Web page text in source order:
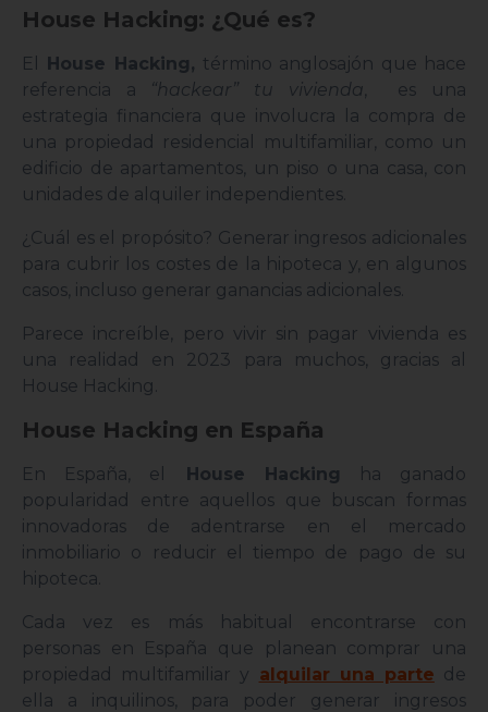
House Hacking: ¿Qué es?
El House Hacking, término anglosajón que hace
referencia a “hackear” tu vivienda
es una
estrategia financiera que involucra la compra de
una propiedad residencial multifamiliar, como un
edificio de apartamentos, un piso o una casa, con
unidades de alquiler independientes.
¿Cuál es el propósito? Generar ingresos adicionales
para cubrir los costes de la hipoteca y, en algunos
casos, incluso generar ganancias adicionales.
Parece increíble, pero vivir sin pagar vivienda es
una realidad en 2023 para muchos, gracias al
House Hacking.
House Hacking en España
En España, el House Hacking ha ganado
popularidad entre aquellos que buscan formas
innovadoras de adentrarse en el mercado
inmobiliario o reducir el tiempo de pago de su
hipoteca.
Cada vez es más habitual encontrarse con
personas en España que planean comprar una
propiedad multifamiliar y alquilar una parte de
ella a inquilinos, para poder generar ingresos